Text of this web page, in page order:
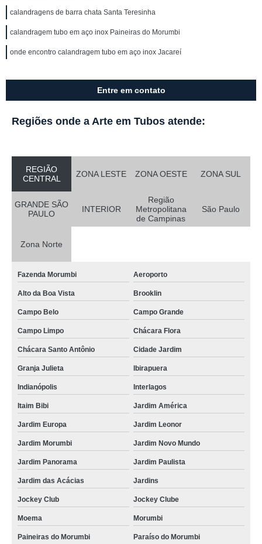
calandragens de barra chata Santa Teresinha
calandragem tubo em aço inox Paineiras do Morumbi
onde encontro calandragem tubo em aço inox Jacareí
Entre em contato
Regiões onde a Arte em Tubos atende:
REGIÃO
CENTRAL
ZONA LESTE ZONA OESTE ZONA SUL
GRANDE SÃO
PAULO
INTERIOR
Região
Metropolitana
de Campinas
São Paulo
Zona Norte
Fazenda Morumbi Aeroporto
Alto da Boa Vista Brooklin
Campo Belo Campo Grande
Campo Limpo Chácara Flora
Chácara Santo Antônio Cidade Jardim
Granja Julieta Ibirapuera
Indianópolis Interlagos
Itaim Bibi Jardim América
Jardim Europa Jardim Leonor
Jardim Morumbi Jardim Novo Mundo
Jardim Panorama Jardim Paulista
Jardim das Acácias Jardins
Jockey Club Jockey Clube
Moema Morumbi
Paineiras do Morumbi Paraíso do Morumbi